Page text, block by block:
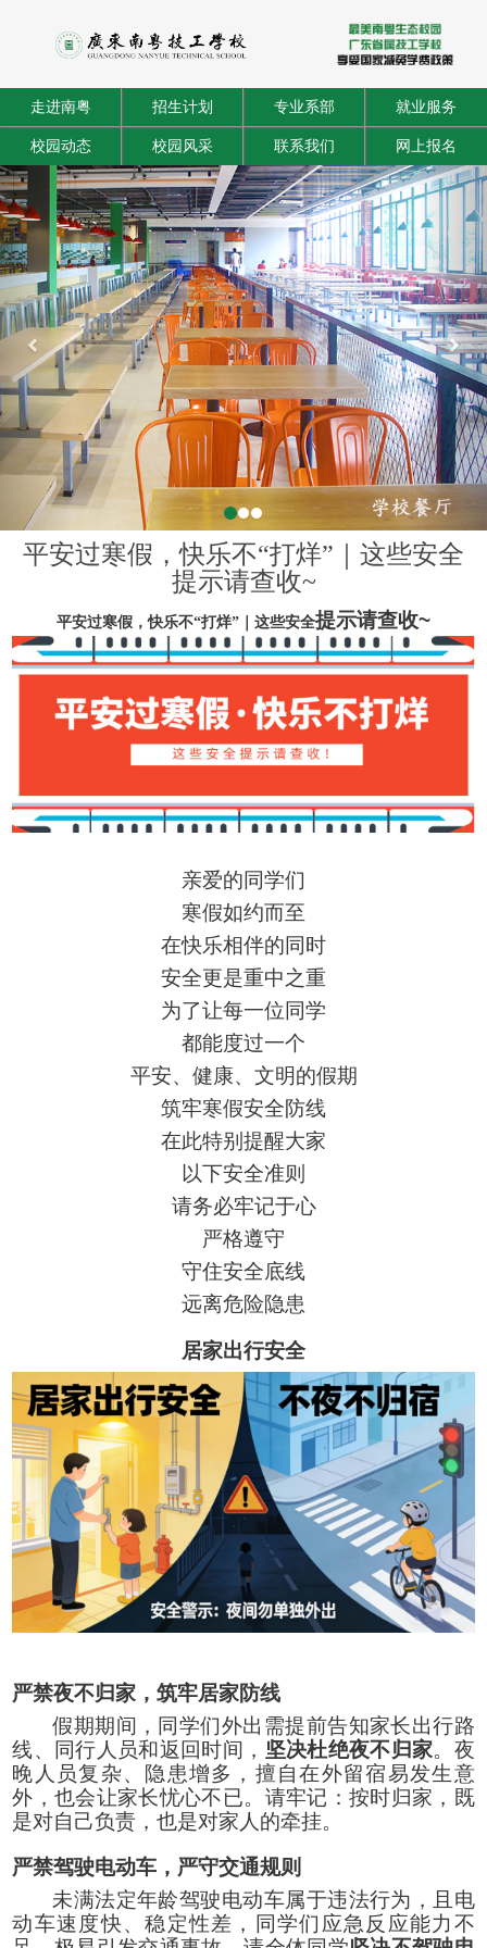
走进南粤 招生计划 专业系部 就业服务
校园动态 校园风采 联系我们
网上报名
Previous
Next
平安过寒假，快乐不“打烊”｜这些安全
提示请查收~
平安过寒假，快乐不“打烊”｜这些安全提示请查收~
亲爱的同学们
寒假如约而至
在快乐相伴的同时
安全更是重中之重
为了让每一位同学
都能度过一个
平安、健康、文明的假期
筑牢寒假安全防线
在此特别提醒大家
以下安全准则
请务必牢记于心
严格遵守
守住安全底线
远离危险隐患
居家出行安全
严禁夜不归家，筑牢居家防线
假期期间，同学们外出需提前告知家长出行路
线、同行人员和返回时间， 坚决杜绝夜不归家。夜
晚人员复杂、隐患增多，擅自在外留宿易发生意
外，也会让家长忧心不已。请牢记：按时归家，既
是对自己负责，也是对家人的牵挂。
严禁驾驶电动车，严守交通规则
未满法定年龄驾驶电动车属于违法行为，且电
动车速度快、稳定性差，同学们应急反应能力不